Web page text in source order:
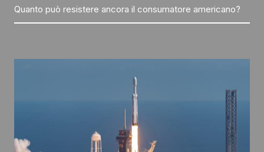
Quanto può resistere ancora il consumatore americano?